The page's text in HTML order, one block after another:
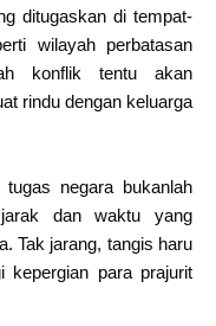
ditugaskan di tempat-
wilayah perbatasan
konflik tentu akan
rindu dengan keluarga
negara bukanlah
dan waktu yang
Tak jarang, tangis haru
kepergian para prajurit